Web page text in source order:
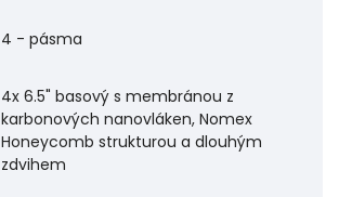
4 - pásma
4x 6.5" basový s membránou z
karbonových nanovláken, Nomex
Honeycomb strukturou a dlouhým
zdvihem